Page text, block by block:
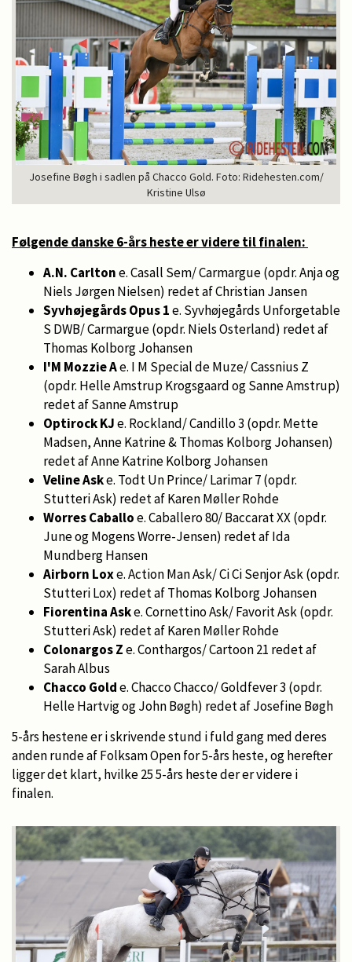
Josefine Bøgh i sadlen på Chacco Gold. Foto: Ridehesten.com/
Kristine Ulsø
Følgende danske 6-års heste er videre til finalen:
A.N. Carltone. Casall Sem/ Carmargue (opdr. Anja og
Niels Jørgen Nielsen) redet af Christian Jansen
Syvhøjegårds Opus 1e. Syvhøjegårds Unforgetable
S DWB/ Carmargue (opdr. Niels Osterland) redet af
Thomas Kolborg Johansen
I'M Mozzie Ae. I M Special de Muze/ Cassnius Z
(opdr. Helle Amstrup Krogsgaard og Sanne Amstrup)
redet af Sanne Amstrup
Optirock KJe. Rockland/ Candillo 3 (opdr. Mette
Madsen, Anne Katrine & Thomas Kolborg Johansen)
redet af Anne Katrine Kolborg Johansen
Veline Aske. Todt Un Prince/ Larimar 7 (opdr.
Stutteri Ask) redet af Karen Møller Rohde
Worres Caballoe. Caballero 80/ Baccarat XX (opdr.
June og Mogens Worre-Jensen) redet af Ida
Mundberg Hansen
Airborn Loxe. Action Man Ask/ Ci Ci Senjor Ask (opdr.
Stutteri Lox) redet af Thomas Kolborg Johansen
Fiorentina Aske. Cornettino Ask/ Favorit Ask (opdr.
Stutteri Ask) redet af Karen Møller Rohde
Colonargos Ze. Conthargos/ Cartoon 21 redet af
Sarah Albus
Chacco Golde. Chacco Chacco/ Goldfever 3 (opdr.
Helle Hartvig og John Bøgh) redet af Josefine Bøgh
5-års hestene er i skrivende stund i fuld gang med deres
anden runde af Folksam Open for 5-års heste, og herefter
ligger det klart, hvilke 25 5-års heste der er videre i
finalen.